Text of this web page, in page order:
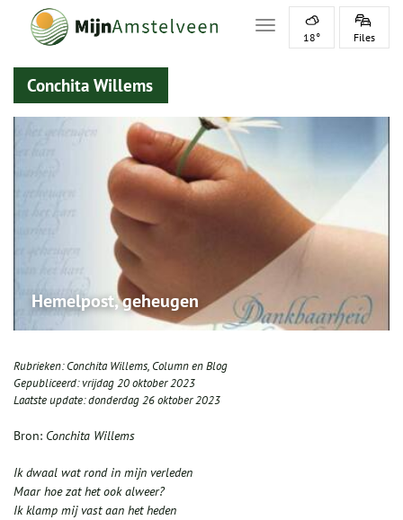
Toggle navigation
18° Files
Conchita Willems
Hemelpost, geheugen
Rubrieken:Conchita Willems, Column en Blog
Gepubliceerd:vrijdag 20 oktober 2023
Laatste update:donderdag 26 oktober 2023
Bron: Conchita Willems
Ik dwaal wat rond in mijn verleden
Maar hoe zat het ook alweer?
Ik klamp mij vast aan het heden